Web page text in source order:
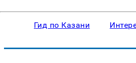
Гид по Казани